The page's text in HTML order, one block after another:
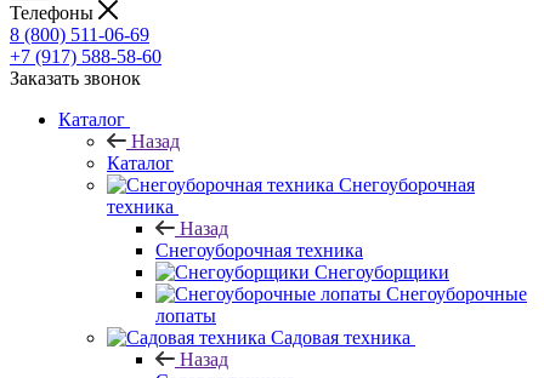
Телефоны
8 (800) 511-06-69
+7 (917) 588-58-60
Заказать звонок
Каталог
Назад
Каталог
Снегоуборочная
техника
Назад
Снегоуборочная техника
Снегоуборщики
Снегоуборочные
лопаты
Садовая техника
Назад